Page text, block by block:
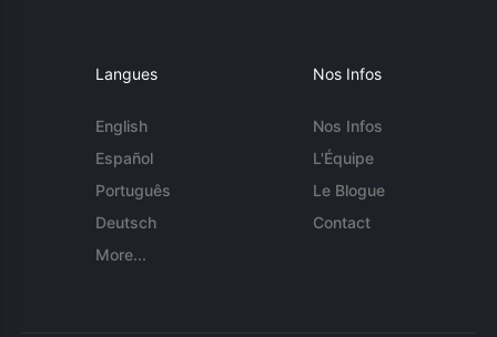
Langues
English
Español
Português
Deutsch
More...
Nos Infos
Nos Infos
L'Équipe
Le Blogue
Contact